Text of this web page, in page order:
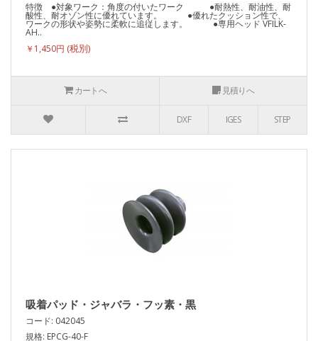
特徴 ●対象ワーク：角度の付いたワーク ●耐熱性、耐油性、耐
酸性、耐オゾン性に優れています。 ●優れたクッション性で、
ワークの形状や姿勢に柔軟に追従します。 ●専用ヘッド VFILK-
AH..
￥1,450円
カートへ 見積りへ
DXF IGES STEP
吸着パッド・ジャバラ・フッ素・黒
コード: 042045
規格: EPCG-40-F